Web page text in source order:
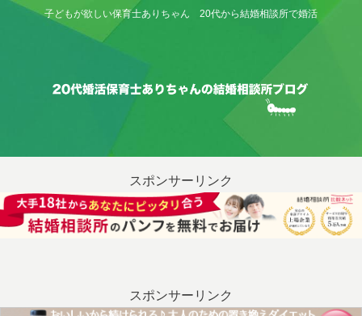
子どもが欲しい保育士ありちゃん 20代から結婚相談所で婚活
スポンサーリンク
スポンサーリンク